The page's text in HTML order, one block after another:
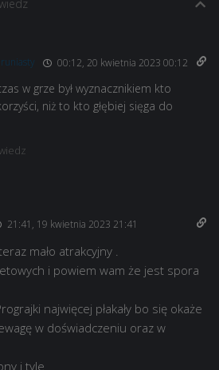
00:12, 20 kwietnia 2023 00:12
w grze był wyznacznikiem kto
niż to kto głębiej sięga do
21:41, 19 kwietnia 2023 21:41
mało atrakcyjny .
i powiem wam że jest spora
najwięcej płakały bo się okaże
w doświadczeniu oraz w
i tyle